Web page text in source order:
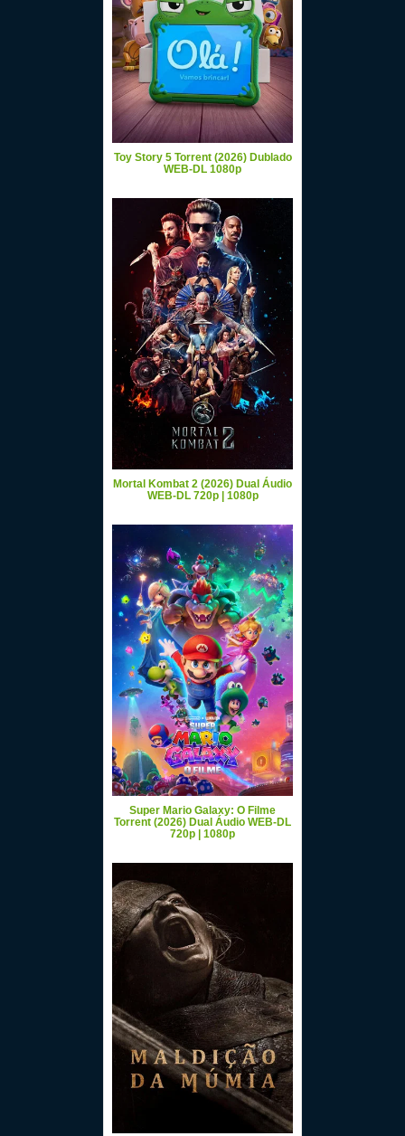
Toy Story 5 Torrent (2026) Dublado
WEB-DL 1080p
Mortal Kombat 2 (2026) Dual Áudio
WEB-DL 720p | 1080p
Super Mario Galaxy: O Filme
Torrent (2026) Dual Áudio WEB-DL
720p | 1080p